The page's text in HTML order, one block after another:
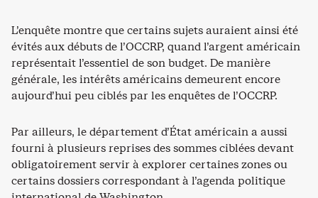
L’enquête montre que certains sujets auraient ainsi été
évités aux débuts de l’OCCRP, quand l’argent américain
représentait l’essentiel de son budget. De manière
générale, les intérêts américains demeurent encore
aujourd’hui peu ciblés par les enquêtes de l’OCCRP.
Par ailleurs, le département d’État américain a aussi
fourni à plusieurs reprises des sommes ciblées devant
obligatoirement servir à explorer certaines zones ou
certains dossiers correspondant à l’agenda politique